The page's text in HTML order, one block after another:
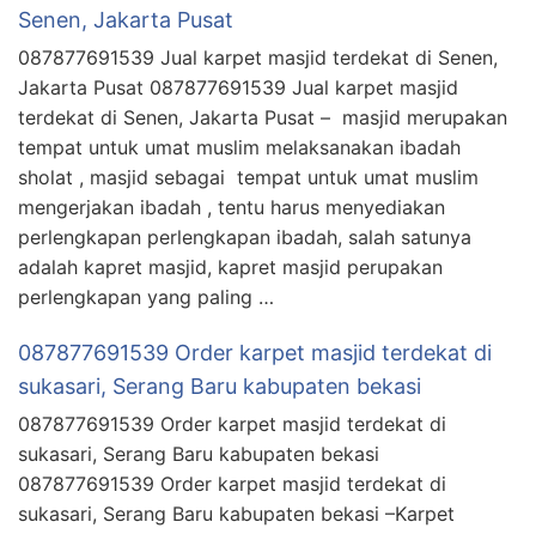
Senen, Jakarta Pusat
087877691539 Jual karpet masjid terdekat di Senen,
Jakarta Pusat 087877691539 Jual karpet masjid
terdekat di Senen, Jakarta Pusat – masjid merupakan
tempat untuk umat muslim melaksanakan ibadah
sholat , masjid sebagai tempat untuk umat muslim
mengerjakan ibadah , tentu harus menyediakan
perlengkapan perlengkapan ibadah, salah satunya
adalah kapret masjid, kapret masjid perupakan
perlengkapan yang paling …
087877691539 Order karpet masjid terdekat di
sukasari, Serang Baru kabupaten bekasi
087877691539 Order karpet masjid terdekat di
sukasari, Serang Baru kabupaten bekasi
087877691539 Order karpet masjid terdekat di
sukasari, Serang Baru kabupaten bekasi –Karpet